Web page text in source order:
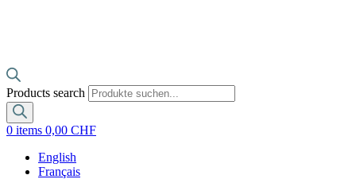
Products search
0 items 0,00 CHF
English
Français